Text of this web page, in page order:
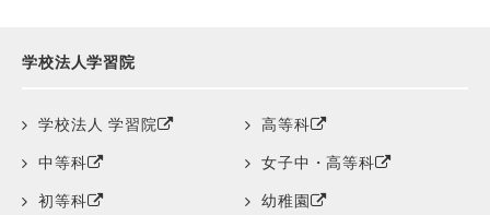
学校法人学習院
学校法人 学習院 高等科
中等科 女子中・高等科
初等科 幼稚園